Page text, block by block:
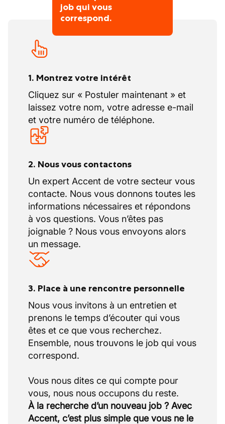
job qui vous
correspond.
1. Montrez votre intérêt
Cliquez sur « Postuler maintenant » et
laissez votre nom, votre adresse e-mail
et votre numéro de téléphone.
2. Nous vous contactons
Un expert Accent de votre secteur vous
contacte. Nous vous donnons toutes les
informations nécessaires et répondons
à vos questions. Vous n’êtes pas
joignable ? Nous vous envoyons alors
un message.
3. Place à une rencontre personnelle
Nous vous invitons à un entretien et
prenons le temps d’écouter qui vous
êtes et ce que vous recherchez.
Ensemble, nous trouvons le job qui vous
correspond.
Vous nous dites ce qui compte pour
À la recherche d’un nouveau job ? Avec
Accent, c’est plus simple que vous ne le